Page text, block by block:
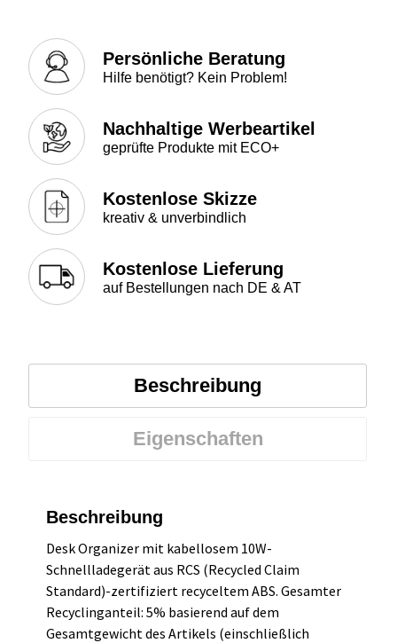
Persönliche Beratung
Hilfe benötigt? Kein Problem!
Nachhaltige Werbeartikel
geprüfte Produkte mit ECO+
Kostenlose Skizze
kreativ & unverbindlich
Kostenlose Lieferung
auf Bestellungen nach DE & AT
Beschreibung
Eigenschaften
Beschreibung
Desk Organizer mit kabellosem 10W-
Schnellladegerät aus RCS (Recycled Claim
Standard)-zertifiziert recyceltem ABS. Gesamter
Recyclinganteil: 5% basierend auf dem
Gesamtgewicht des Artikels (einschließlich